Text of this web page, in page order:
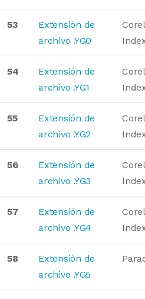
53
Extensión de
archivo .YG0
54
Extensión de
archivo .YG1
55
Extensión de
archivo .YG2
56
Extensión de
archivo .YG3
57
Extensión de
archivo .YG4
58
Extensión de
archivo .YG5